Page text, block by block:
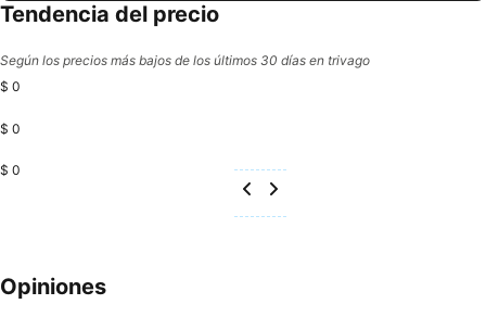
Tendencia del precio
Según los precios más bajos de los últimos 30 días en trivago
$ 0
$ 0
$ 0
Opiniones